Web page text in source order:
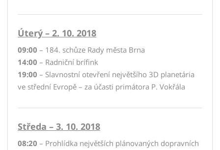
Úterý – 2. 10. 2018
09:00 – 184. schůze Rady města Brna
14:00 – Radniční brífink
19:00 – Slavnostní otevření největšího 3D planetária
ve střední Evropě – za účasti primátora P. Vokřála
Středa – 3. 10. 2018
08:20 – Prohlídka největších plánovaných dopravních